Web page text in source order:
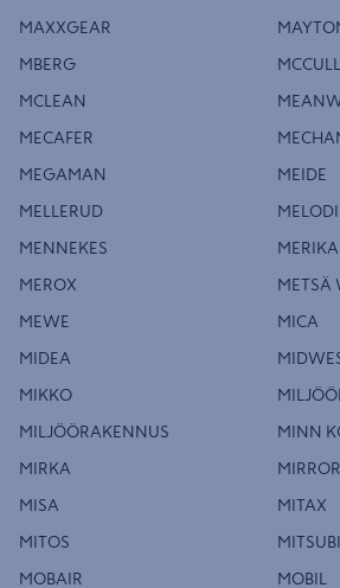
MAXXGEAR
MBERG
MCLEAN
MECAFER
MEGAMAN MEIDE
MELLERUD MELODI
MENNEKES MERIKA
MEROX METSÄ
MEWE MICA
MIDEA
MIKKO
MILJÖÖRAKENNUS MINN
MIRKA
MISA MITAX
MITOS
MOBAIR MOBIL